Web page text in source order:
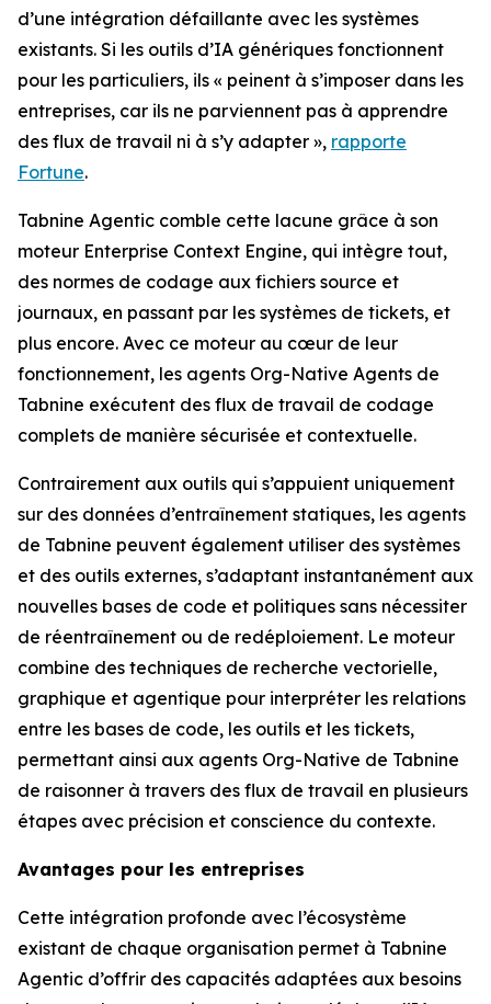
d’une intégration défaillante avec les systèmes
existants. Si les outils d’IA génériques fonctionnent
pour les particuliers, ils « peinent à s’imposer dans les
entreprises, car ils ne parviennent pas à apprendre
des flux de travail ni à s’y adapter », rapporte
Fortune.
Tabnine Agentic comble cette lacune grâce à son
moteur Enterprise Context Engine, qui intègre tout,
des normes de codage aux fichiers source et
journaux, en passant par les systèmes de tickets, et
plus encore. Avec ce moteur au cœur de leur
fonctionnement, les agents Org-Native Agents de
Tabnine exécutent des flux de travail de codage
complets de manière sécurisée et contextuelle.
Contrairement aux outils qui s’appuient uniquement
sur des données d’entraînement statiques, les agents
de Tabnine peuvent également utiliser des systèmes
et des outils externes, s’adaptant instantanément aux
nouvelles bases de code et politiques sans nécessiter
de réentraînement ou de redéploiement. Le moteur
combine des techniques de recherche vectorielle,
graphique et agentique pour interpréter les relations
entre les bases de code, les outils et les tickets,
permettant ainsi aux agents Org-Native de Tabnine
de raisonner à travers des flux de travail en plusieurs
étapes avec précision et conscience du contexte.
Avantages pour les entreprises
Cette intégration profonde avec l’écosystème
existant de chaque organisation permet à Tabnine
Agentic d’offrir des capacités adaptées aux besoins